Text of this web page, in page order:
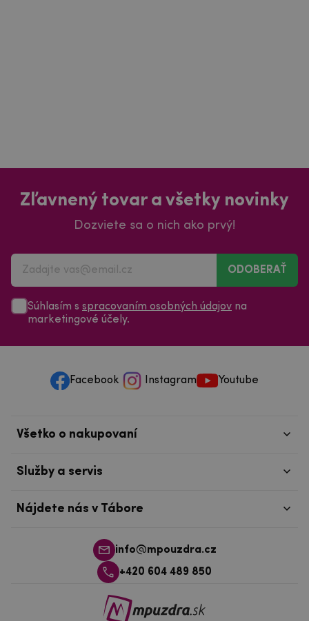
Zľavnený tovar a všetky novinky
Dozviete sa o nich ako prvý!
ODOBERAŤ
Súhlasím s spracovaním osobných údajov na
marketingové účely.
Facebook Instagram Youtube
info@mpouzdra.cz
+420 604 489 850
Všetko o nakupovaní
Služby a servis
Nájdete nás v Tábore